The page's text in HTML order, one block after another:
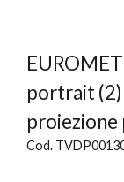
portrait
Cod.